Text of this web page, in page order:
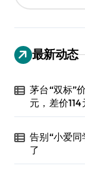
最新动态
茅台“双标”
元，差价114
告别“小爱
了